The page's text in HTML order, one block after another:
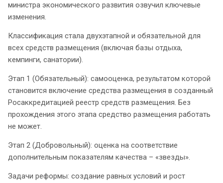
министра экономического развития озвучил ключевые
изменения.
Классификация стала двухэтапной и обязательной для
всех средств размещения (включая базы отдыха,
кемпинги, санатории).
Этап 1 (Обязательный): самооценка, результатом которой
становится включение средства размещения в созданный
Росаккредитацией реестр средств размещения. Без
прохождения этого этапа средство размещения работать
не может.
Этап 2 (Добровольный): оценка на соответствие
дополнительным показателям качества – «звезды».
Задачи реформы: создание равных условий и рост